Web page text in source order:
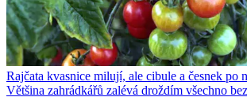
Rajčata kvasnice milují, ale cibule a česnek po
Většina zahrádkářů zalévá droždím všechno